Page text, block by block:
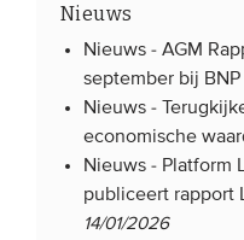
Nieuws
Nieuws -AGM
september bij BNP
Nieuws -
economische
Nieuws - Platform
publiceert rapport
14/01/2026